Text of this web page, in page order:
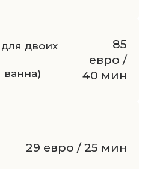
двоих
ванна)
85
евро /
40 мин
29 евро / 25 мин